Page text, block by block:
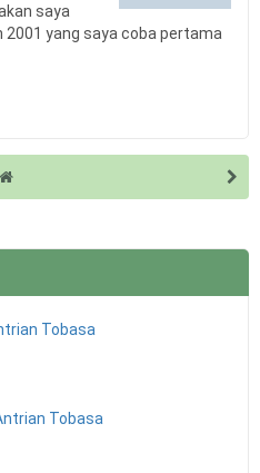
saya
yang saya coba pertama
Tobasa
Tobasa